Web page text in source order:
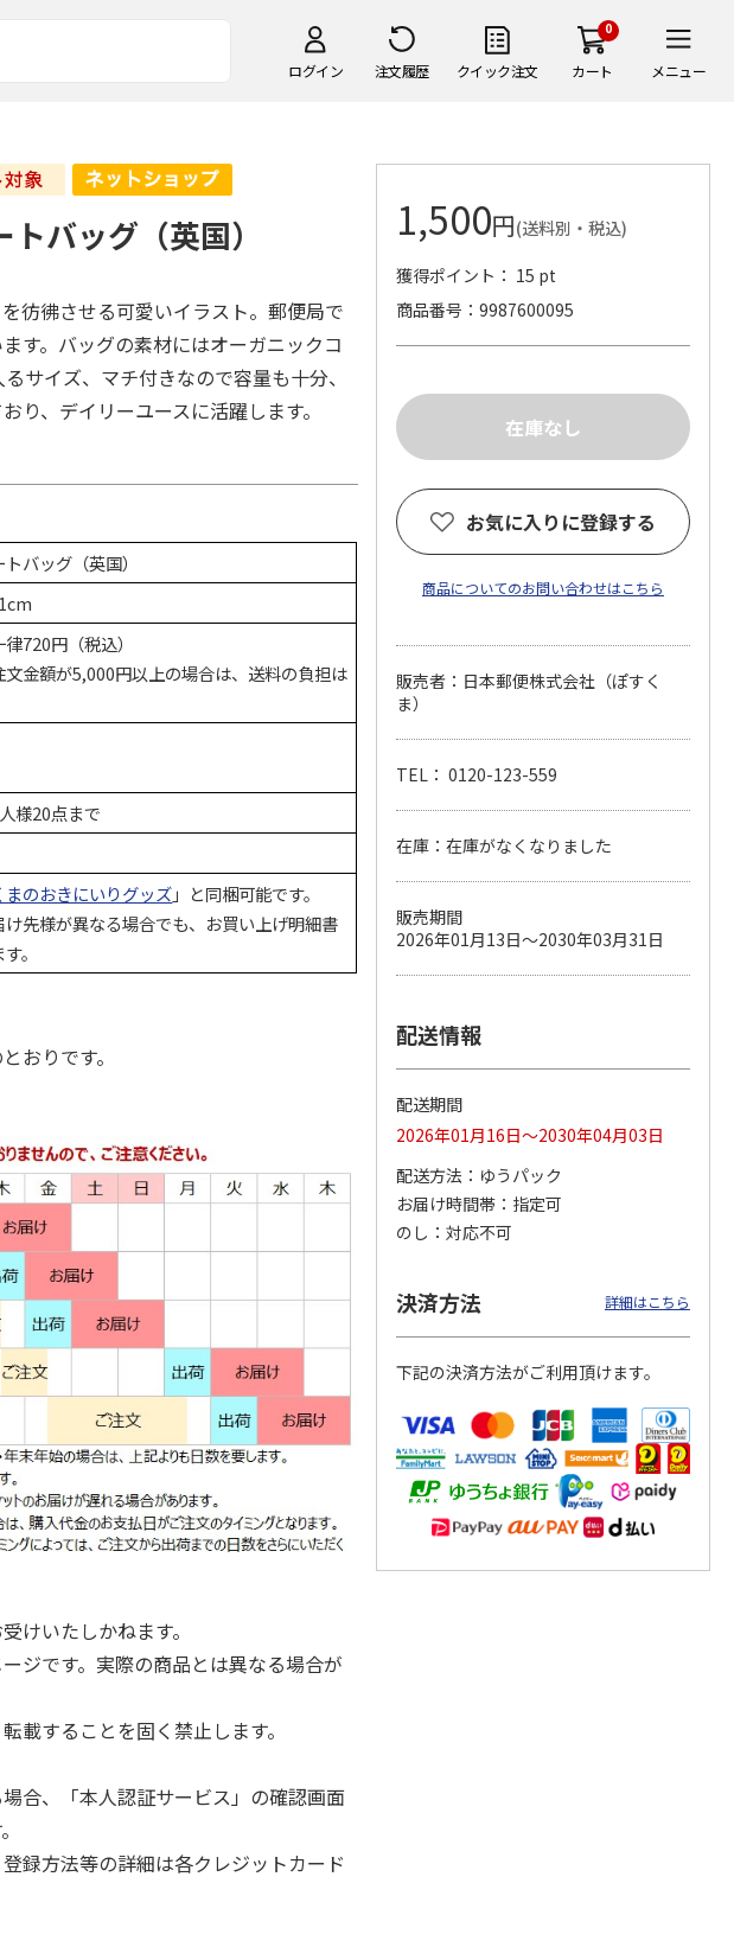
ログイン 注文履歴 クイック注文
0
カート メニュー
のアクリル
コレクショ
ダム1種）
（1）
・税込)
ぽすくまのゆらゆら
タンブラー
1,200円
ルペン（ラベンダ
ー）
550円
ぽすくまの手帳シー
ル（タータンチェッ
ク）
バッグ（英国）
彷彿させる可愛いイラスト。郵便局で
す。バッグの素材にはオーガニックコ
サイズ、マチ付きなので容量も十分、
り、デイリーユースに活躍します。
バッグ（英国）
720円（税込）
文金額が5,000円以上の場合は、送料の負担は
様20点まで
まのおきにいりグッズ」と同梱可能です。
先様が異なる場合でも、お買い上げ明細書
。
おりです。
けいたしかねます。
ジです。実際の商品とは異なる場合が
載することを固く禁止します。
合、「本人認証サービス」の確認画面
録方法等の詳細は各クレジットカード
1,500円(送料別・税込)
獲得ポイント： 15 pt
商品番号
9987600095
お気に入りに登録する
商品についてのお問い合わせはこちら
販売者：日本郵便株式会社（ぽすく
ま）
TEL： 0120-123-559
在庫：在庫がなくなりました
販売期間
2026年01月13日～2030年03月31日
配送情報
配送期間
2026年01月16日～2030年04月03日
配送方法
ゆうパック
お届け時間帯
指定可
のし
対応不可
決済方法 詳細はこちら
下記の決済方法がご利用頂けます。